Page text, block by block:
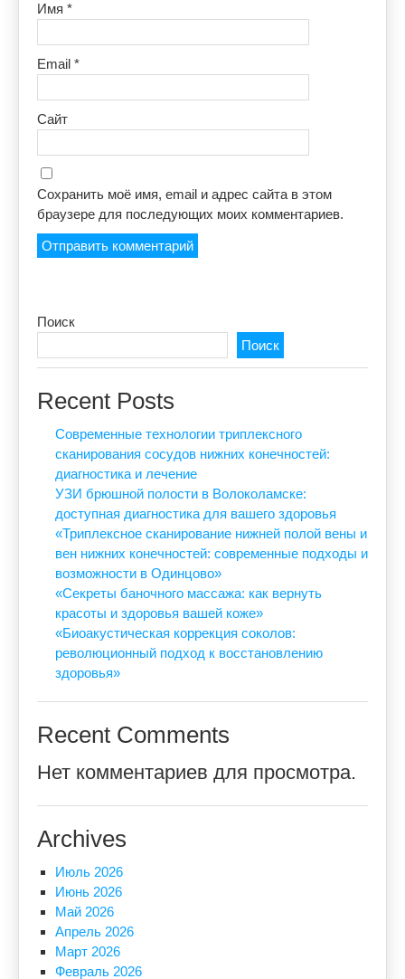
Имя *
Email *
Сайт
Сохранить моё имя, email и адрес сайта в этом
браузере для последующих моих комментариев.
Поиск
Поиск
Recent Posts
Современные технологии триплексного
сканирования сосудов нижних конечностей:
диагностика и лечение
УЗИ брюшной полости в Волоколамске:
доступная диагностика для вашего здоровья
«Триплексное сканирование нижней полой вены и
вен нижних конечностей: современные подходы и
возможности в Одинцово»
«Секреты баночного массажа: как вернуть
красоты и здоровья вашей коже»
«Биоакустическая коррекция соколов:
революционный подход к восстановлению
здоровья»
Recent Comments
Нет комментариев для просмотра.
Archives
Июль 2026
Июнь 2026
Май 2026
Апрель 2026
Март 2026
Февраль 2026